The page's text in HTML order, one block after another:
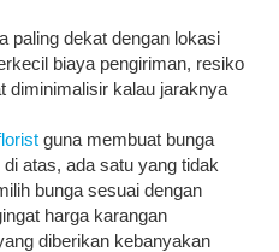
paling dekat dengan lokasi
biaya pengiriman, resiko
diminimalisir kalau jaraknya
guna membuat bunga
atas, ada satu yang tidak
bunga sesuai dengan
harga karangan
diberikan kebanyakan